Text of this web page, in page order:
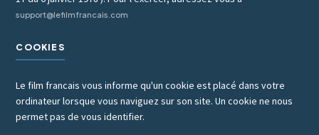
support@lefilmfrancais.com
COOKIES
Le film francais vous informe qu'un cookie est placé dans votre
ordinateur lorsque vous naviguez sur son site. Un cookie ne nous
permet pas de vous identifier.